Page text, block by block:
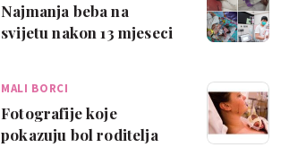
Najmanja beba na
svijetu nakon 13 mjeseci
MALI BORCI
Fotografije koje
pokazuju bol roditelja